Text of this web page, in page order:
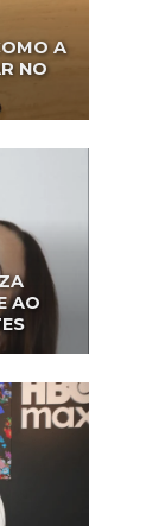
A
NO
AO